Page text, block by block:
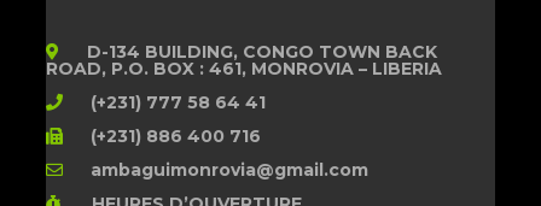
D-134 BUILDING, CONGO TOWN BACK
ROAD, P.O. BOX : 461, MONROVIA – LIBERIA
(+231) 777 58 64 41
(+231) 886 400 716
ambaguimonrovia@gmail.com